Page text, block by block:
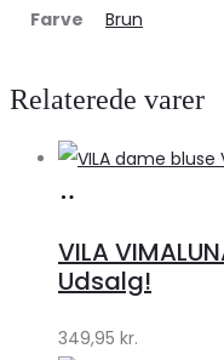
Farve Brun
Relaterede varer
Klædeskabet.dk
VILA
Udsalg!
349,95 kr.